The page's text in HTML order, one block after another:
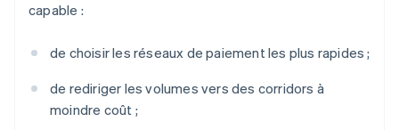
capable :
de choisir les réseaux de paiement les plus rapides ;
de rediriger les volumes vers des corridors à
moindre coût ;